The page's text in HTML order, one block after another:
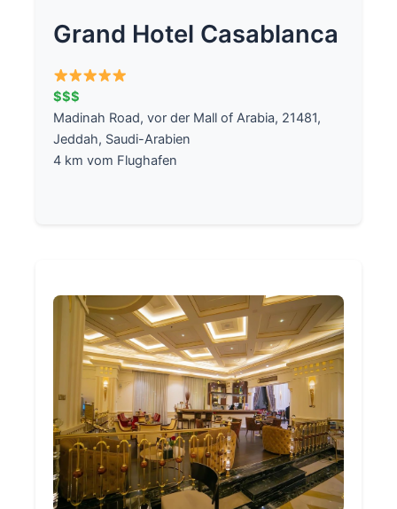
Grand Hotel Casablanca
$$$
Madinah Road, vor der Mall of Arabia, 21481,
Jeddah, Saudi-Arabien
4 km vom Flughafen